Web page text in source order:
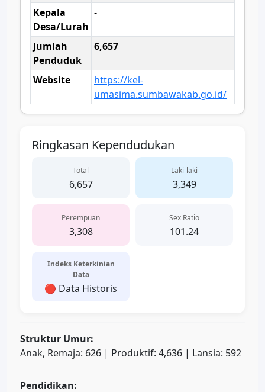
Kepala
Desa/Lurah
-
Jumlah
Penduduk
6,657
Website
https://kel-
umasima.sumbawakab.go.id/
Ringkasan Kependudukan
Total
6,657
Laki-laki
3,349
Perempuan
3,308
Sex Ratio
101.24
Indeks Keterkinian
Data
🔴 Data Historis
Struktur Umur:
Anak, Remaja: 626 | Produktif: 4,636 | Lansia: 592
Pendidikan: